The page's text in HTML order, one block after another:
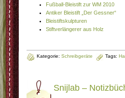
Fußball-Bleistift zur WM 2010
Antiker Bleistift „Der Gessner“
Bleistiftskulpturen
Stiftverlängerer aus Holz
Kategorie: Schreibgeräte Tags:
Snijlab –